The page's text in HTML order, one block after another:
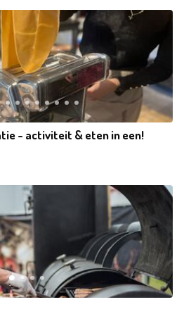
- activiteit & eten in een!